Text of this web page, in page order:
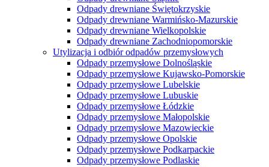
Odpady drewniane Świętokrzyskie
Odpady drewniane Warmińsko-Mazurskie
Odpady drewniane Wielkopolskie
Odpady drewniane Zachodniopomorskie
Utylizacja i odbiór odpadów przemysłowych
Odpady przemysłowe Dolnośląskie
Odpady przemysłowe Kujawsko-Pomorskie
Odpady przemysłowe Lubelskie
Odpady przemysłowe Lubuskie
Odpady przemysłowe Łódzkie
Odpady przemysłowe Małopolskie
Odpady przemysłowe Mazowieckie
Odpady przemysłowe Opolskie
Odpady przemysłowe Podkarpackie
Odpady przemysłowe Podlaskie